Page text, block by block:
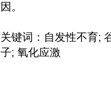
因。
关键词：自发性不育;
子; 氧化应激